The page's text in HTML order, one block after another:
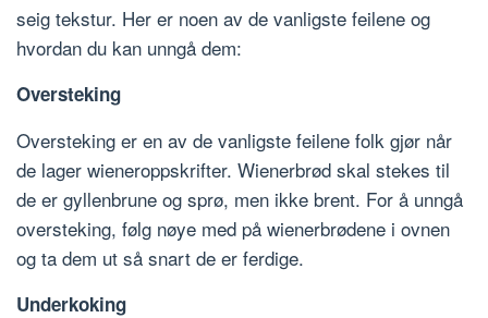
seig tekstur. Her er noen av de vanligste feilene og
hvordan du kan unngå dem:
Oversteking
Oversteking er en av de vanligste feilene folk gjør når
de lager wieneroppskrifter. Wienerbrød skal stekes til
de er gyllenbrune og sprø, men ikke brent. For å unngå
oversteking, følg nøye med på wienerbrødene i ovnen
og ta dem ut så snart de er ferdige.
Underkoking